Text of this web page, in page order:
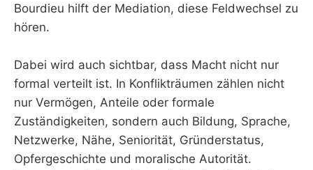
Bourdieu hilft der Mediation, diese Feldwechsel zu
hören.
Dabei wird auch sichtbar, dass Macht nicht nur
formal verteilt ist. In Konflikträumen zählen nicht
nur Vermögen, Anteile oder formale
Zuständigkeiten, sondern auch Bildung, Sprache,
Netzwerke, Nähe, Seniorität, Gründerstatus,
Opfergeschichte und moralische Autorität.